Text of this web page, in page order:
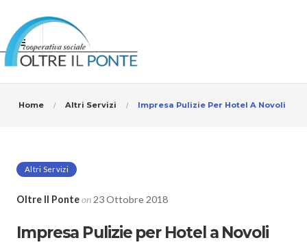
Home Altri Servizi Impresa Pulizie Per Hotel A Novoli
Altri Servizi
Oltre Il Ponteon23 Ottobre 2018
Impresa Pulizie per Hotel a Novoli